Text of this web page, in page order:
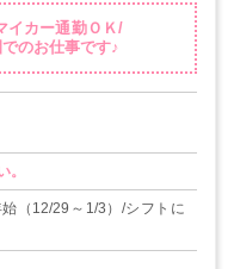
イカー通勤ＯＫ/
のお仕事です♪
。
（12/29～1/3）/シフトに